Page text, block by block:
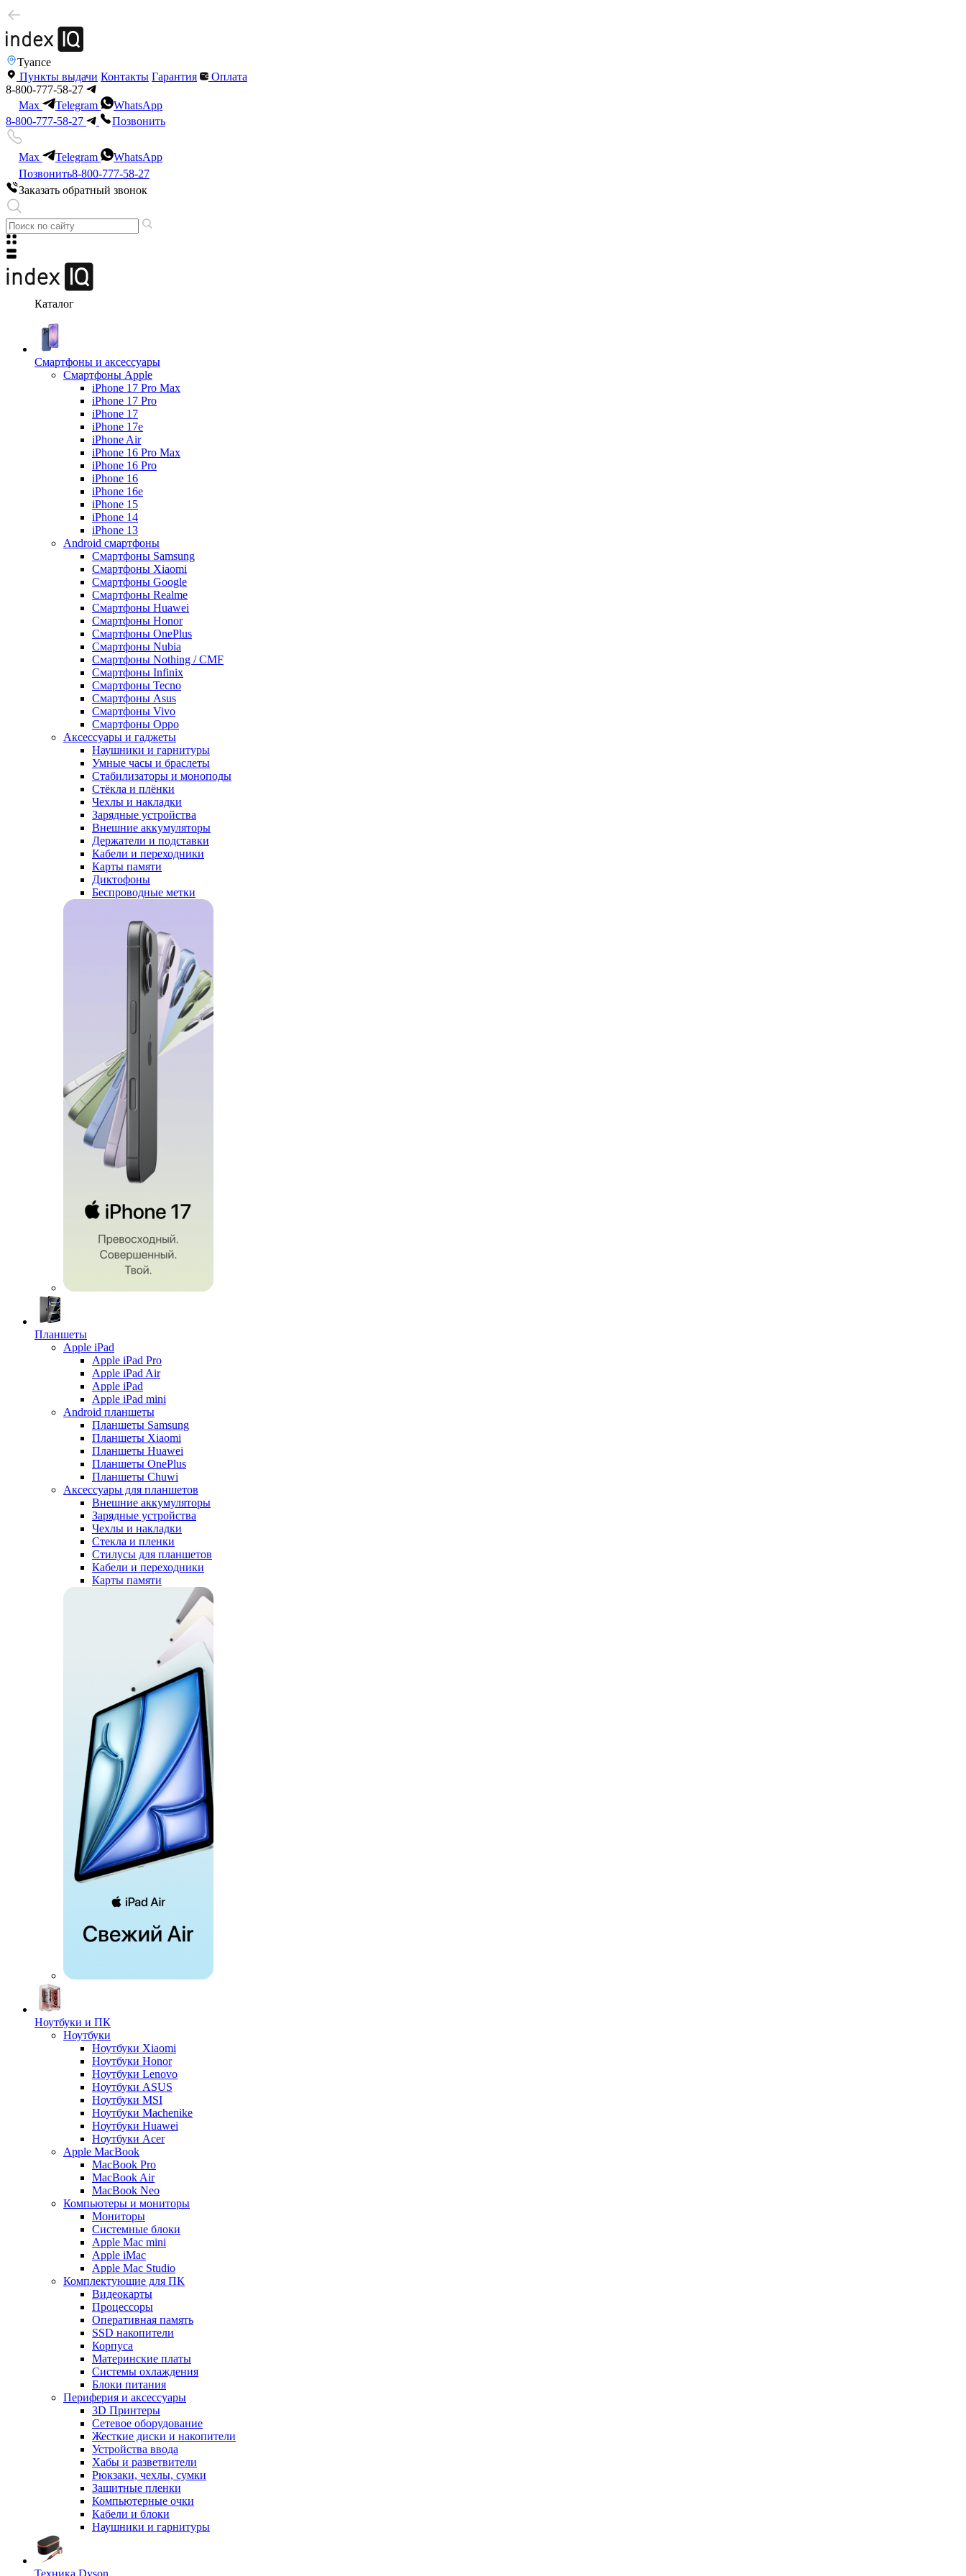
Туапсе
Пункты выдачи Контакты Гарантия
Оплата
8-800-777-58-27
Max
Telegram
WhatsApp
8-800-777-58-27
Позвонить
Max Telegram
WhatsApp
Позвонить8-800-777-58-27
Заказать обратный звонок
Каталог
Смартфоны и аксессуары
Смартфоны Apple
iPhone 17 Pro Max
iPhone 17 Pro
iPhone 17
iPhone 17e
iPhone Air
iPhone 16 Pro Max
iPhone 16 Pro
iPhone 16
iPhone 16e
iPhone 15
iPhone 14
iPhone 13
Android cмартфоны
Смартфоны Samsung
Смартфоны Xiaomi
Смартфоны Google
Смартфоны Realme
Смартфоны Huawei
Смартфоны Honor
Смартфоны OnePlus
Смартфоны Nubia
Смартфоны Nothing / CMF
Смартфоны Infinix
Смартфоны Tecno
Смартфоны Asus
Смартфоны Vivo
Смартфоны Oppo
Аксессуары и гаджеты
Наушники и гарнитуры
Умные часы и браслеты
Стабилизаторы и моноподы
Стёкла и плёнки
Чехлы и накладки
Зарядные устройства
Внешние аккумуляторы
Держатели и подставки
Кабели и переходники
Карты памяти
Диктофоны
Беспроводные метки
Планшеты
Apple iPad
Apple iPad Pro
Apple iPad Air
Apple iPad
Apple iPad mini
Android планшеты
Планшеты Samsung
Планшеты Xiaomi
Планшеты Huawei
Планшеты OnePlus
Планшеты Chuwi
Аксессуары для планшетов
Внешние аккумуляторы
Зарядные устройства
Чехлы и накладки
Стекла и пленки
Стилусы для планшетов
Кабели и переходники
Карты памяти
Ноутбуки и ПК
Ноутбуки
Ноутбуки Xiaomi
Ноутбуки Honor
Ноутбуки Lenovo
Ноутбуки ASUS
Ноутбуки MSI
Ноутбуки Machenike
Ноутбуки Huawei
Ноутбуки Acer
Apple MacBook
MacBook Pro
MacBook Air
MacBook Neo
Компьютеры и мониторы
Мониторы
Системные блоки
Apple Mac mini
Apple iMac
Apple Mac Studio
Комплектующие для ПК
Видеокарты
Процессоры
Оперативная память
SSD накопители
Корпуса
Материнские платы
Системы охлаждения
Блоки питания
Периферия и аксессуары
3D Принтеры
Сетевое оборудование
Жесткие диски и накопители
Устройства ввода
Хабы и разветвители
Рюкзаки, чехлы, сумки
Защитные пленки
Компьютерные очки
Кабели и блоки
Наушники и гарнитуры
Техника Dyson